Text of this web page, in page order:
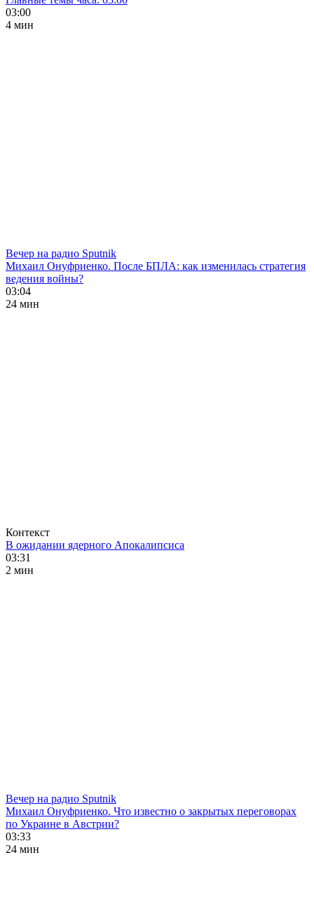
03:00
4 мин
Вечер на радио Sputnik
Михаил Онуфриенко. После БПЛА: как изменилась стратегия
ведения войны?
03:04
24 мин
Контекст
В ожидании ядерного Апокалипсиса
03:31
2 мин
Вечер на радио Sputnik
Михаил Онуфриенко. Что известно о закрытых переговорах
по Украине в Австрии?
03:33
24 мин